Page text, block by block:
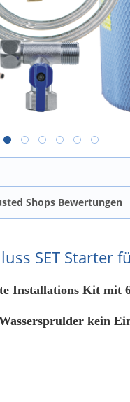
Shops Bewertungen
SET Starter
Installations Kit mit
kein